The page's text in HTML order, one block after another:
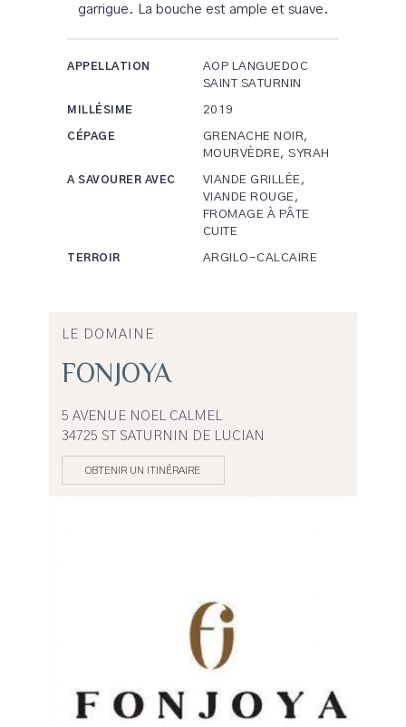
garrigue. La bouche est ample et suave.
APPELLATION
AOP LANGUEDOC
SAINT SATURNIN
MILLÉSIME 2019
CÉPAGE
GRENACHE NOIR,
MOURVÈDRE, SYRAH
A SAVOURER AVEC
VIANDE GRILLÉE,
VIANDE ROUGE,
FROMAGE À PÂTE
CUITE
TERROIR ARGILO-CALCAIRE
LE DOMAINE
FONJOYA
5 AVENUE NOEL CALMEL
34725 ST SATURNIN DE LUCIAN
OBTENIR UN ITINÉRAIRE